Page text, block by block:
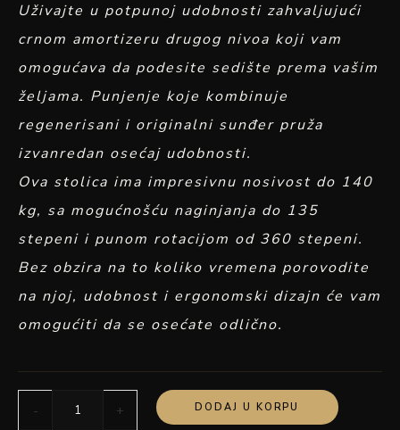
Uživajte u potpunoj udobnosti zahvaljujući
crnom amortizeru drugog nivoa koji vam
omogućava da podesite sedište prema vašim
željama. Punjenje koje kombinuje
regenerisani i originalni sunđer pruža
izvanredan osećaj udobnosti.
Ova stolica ima impresivnu nosivost do 140
kg, sa mogućnošću naginjanja do 135
stepeni i punom rotacijom od 360 stepeni.
Bez obzira na to koliko vremena porovodite
na njoj, udobnost i ergonomski dizajn će vam
omogućiti da se osećate odlično.
- + DODAJ U KORPU